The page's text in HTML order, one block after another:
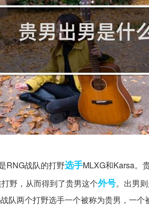
RNG战队的打野选手MLXG和Karsa。
野，从而得到了贵男这个外号。出男
队两个打野选手一个被称为贵男，一个